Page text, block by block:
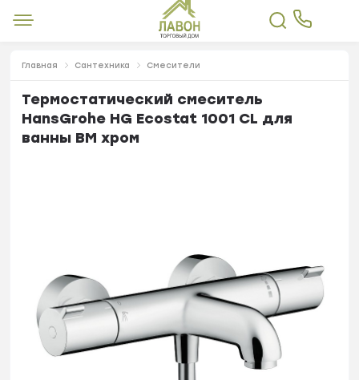
Главная Сантехника Смесители
Термостатический смеситель
HansGrohe HG Ecostat 1001 CL для
ванны ВМ хром